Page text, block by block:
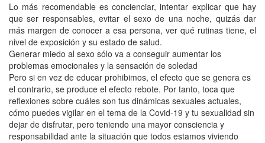
Lo más recomendable es concienciar, intentar explicar que hay
que ser responsables, evitar el sexo de una noche, quizás dar
más margen de conocer a esa persona, ver qué rutinas tiene, el
nivel de exposición y su estado de salud.
Generar miedo al sexo sólo va a conseguir aumentar los
problemas emocionales y la sensación de soledad
Pero si en vez de educar prohibimos, el efecto que se genera es
el contrario, se produce el efecto rebote. Por tanto, toca que
reflexiones sobre cuáles son tus dinámicas sexuales actuales,
cómo puedes vigilar en el tema de la Covid-19 y tu sexualidad sin
dejar de disfrutar, pero teniendo una mayor consciencia y
responsabilidad ante la situación que todos estamos viviendo